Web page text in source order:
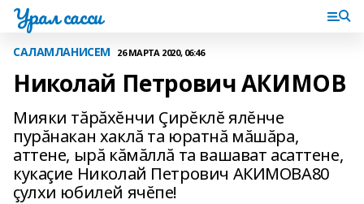
Урал сасси
САЛАМЛАНИСЕМ 26 МАРТА 2020, 06:46
Николай Петрович АКИМОВ
Мияки тăрăхĕнчи Çирĕклĕ ялĕнче
пурăнакан хаклă та юратнă мăшăра,
аттене, ырă кăмăллă та вашават асаттене,
кукаçие Николай Петрович АКИМОВА80
çулхи юбилей ячĕпе!